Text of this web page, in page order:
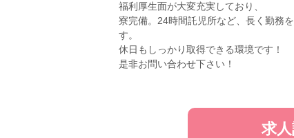
福利厚生面が大変充実しており、
寮完備。24時間託児所など、長く勤務
す。
休日もしっかり取得できる環境です！
是非お問い合わせ下さい！
求